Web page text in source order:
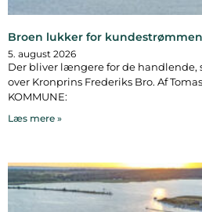
Broen lukker for kundestrømmen
5. august 2026
Der bliver længere for de
over Kronprins Frederiks Bro. Af
KOMMUNE:
Læs mere »